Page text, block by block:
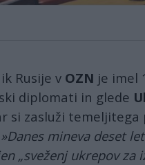
Rusije v OZN je imel
diplomati in glede
si zasluži
»Danes mineva deset
„sveženj ukrepov za